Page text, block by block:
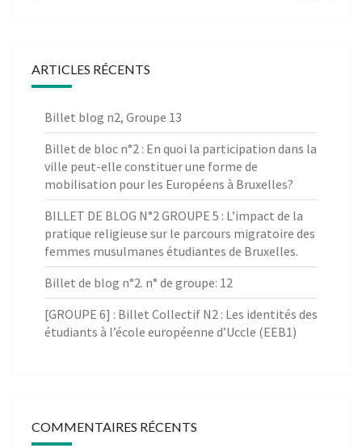
ARTICLES RÉCENTS
Billet blog n2, Groupe 13
Billet de bloc n°2 : En quoi la participation dans la
ville peut-elle constituer une forme de
mobilisation pour les Européens à Bruxelles?
BILLET DE BLOG N°2 GROUPE 5 : L’impact de la
pratique religieuse sur le parcours migratoire des
femmes musulmanes étudiantes de Bruxelles.
Billet de blog n°2. n° de groupe: 12
[GROUPE 6] : Billet Collectif N2 : Les identités des
étudiants à l’école européenne d’Uccle (EEB1)
COMMENTAIRES RÉCENTS